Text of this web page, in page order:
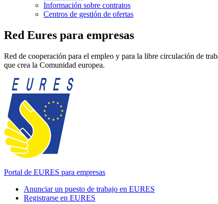
Información sobre contratos
Centros de gestión de ofertas
Red Eures para empresas
Red de cooperación para el empleo y para la libre circulación de
que crea la Comunidad europea.
Portal de EURES para empresas
Anunciar un puesto de trabajo en EURES
Registrarse en EURES